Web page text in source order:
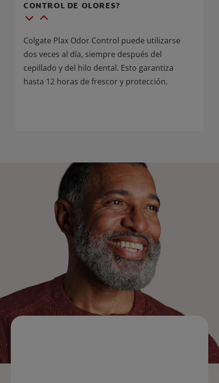
CONTROL DE OLORES?
Colgate Plax Odor Control puede utilizarse
dos veces al día, siempre después del
cepillado y del hilo dental. Esto garantiza
hasta 12 horas de frescor y protección.